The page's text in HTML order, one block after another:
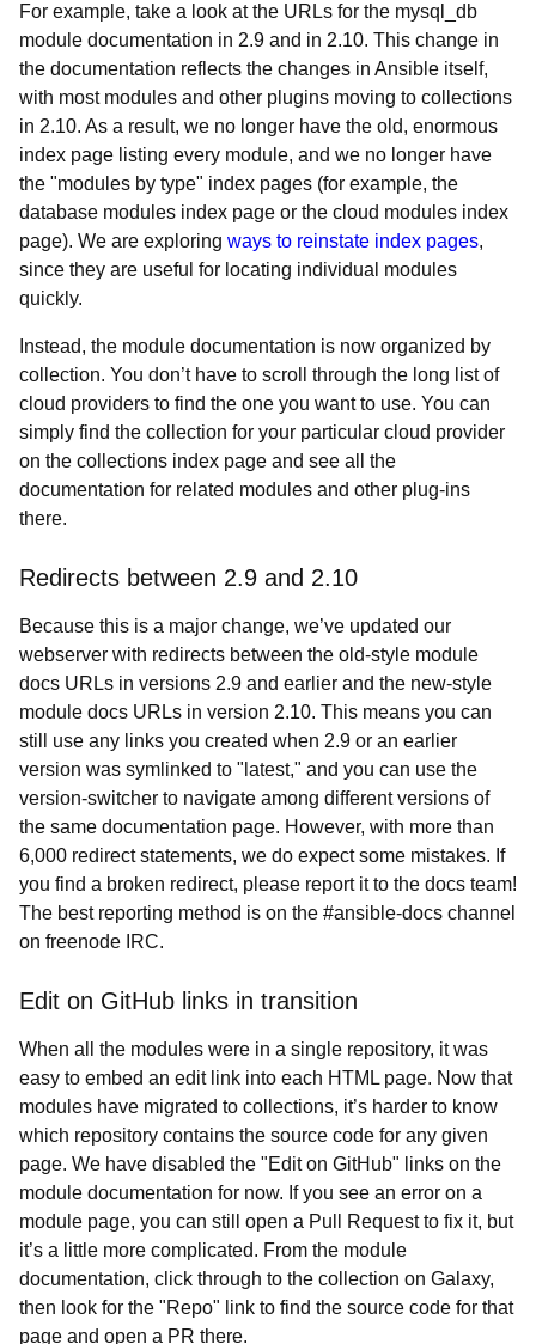
For example, take a look at the URLs for the mysql_db
module documentation in 2.9 and in 2.10. This change in
the documentation reflects the changes in Ansible itself,
with most modules and other plugins moving to collections
in 2.10. As a result, we no longer have the old, enormous
index page listing every module, and we no longer have
the "modules by type" index pages (for example, the
database modules index page or the cloud modules index
page). We are exploring ways to reinstate index pages,
since they are useful for locating individual modules
quickly.
Instead, the module documentation is now organized by
collection. You don’t have to scroll through the long list of
cloud providers to find the one you want to use. You can
simply find the collection for your particular cloud provider
on the collections index page and see all the
documentation for related modules and other plug-ins
there.
Redirects between 2.9 and 2.10
Because this is a major change, we’ve updated our
webserver with redirects between the old-style module
docs URLs in versions 2.9 and earlier and the new-style
module docs URLs in version 2.10. This means you can
still use any links you created when 2.9 or an earlier
version was symlinked to "latest," and you can use the
version-switcher to navigate among different versions of
the same documentation page. However, with more than
6,000 redirect statements, we do expect some mistakes. If
you find a broken redirect, please report it to the docs team!
The best reporting method is on the #ansible-docs channel
on freenode IRC.
Edit on GitHub links in transition
When all the modules were in a single repository, it was
easy to embed an edit link into each HTML page. Now that
modules have migrated to collections, it’s harder to know
which repository contains the source code for any given
page. We have disabled the "Edit on GitHub" links on the
module documentation for now. If you see an error on a
module page, you can still open a Pull Request to fix it, but
it’s a little more complicated. From the module
documentation, click through to the collection on Galaxy,
then look for the "Repo" link to find the source code for that
page and open a PR there.